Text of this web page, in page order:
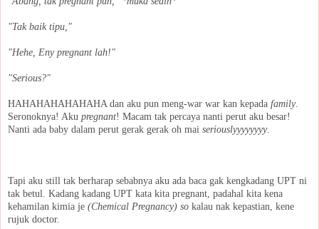
"Tak baik tipu,"
"Hehe, Eny pregnant lah!"
"Serious?"
HAHAHAHAHAHAHA dan aku pun meng-war war kan kepada family.
Seronoknya! Aku pregnant! Macam tak percaya nanti perut aku besar!
Nanti ada baby dalam perut gerak gerak oh mai seriouslyyyyyyyy.
Tapi aku still tak berharap sebabnya aku ada baca gak kengkadang UPT ni
tak betul. Kadang kadang UPT kata kita pregnant, padahal kita kena
kehamilan kimia je (Chemical Pregnancy) so kalau nak kepastian, kene
rujuk doctor.